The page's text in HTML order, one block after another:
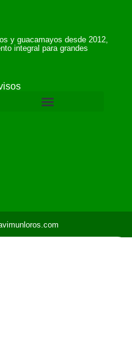
y guacamayos desde 2012,
integral para grandes